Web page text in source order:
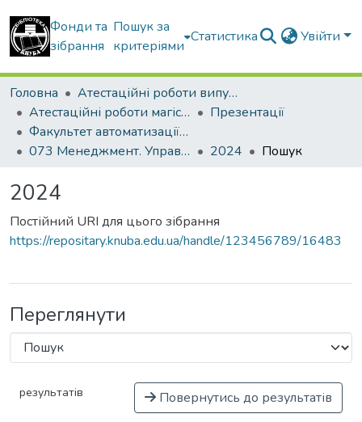
Фонди та
зібрання
Пошук за
критеріями
Статистика Увійти
Головна
Атестаційні роботи випускників
Атестаційні роботи магістрів
Презентації
Факультет автоматизації і інформаційних технологій
073 Менеджмент. Управління проектами
2024 Пошук
2024
Постійний URI для цього зібрання
https://repositary.knuba.edu.ua/handle/123456789/16483
Переглянути
результатів Повернутись до результатів